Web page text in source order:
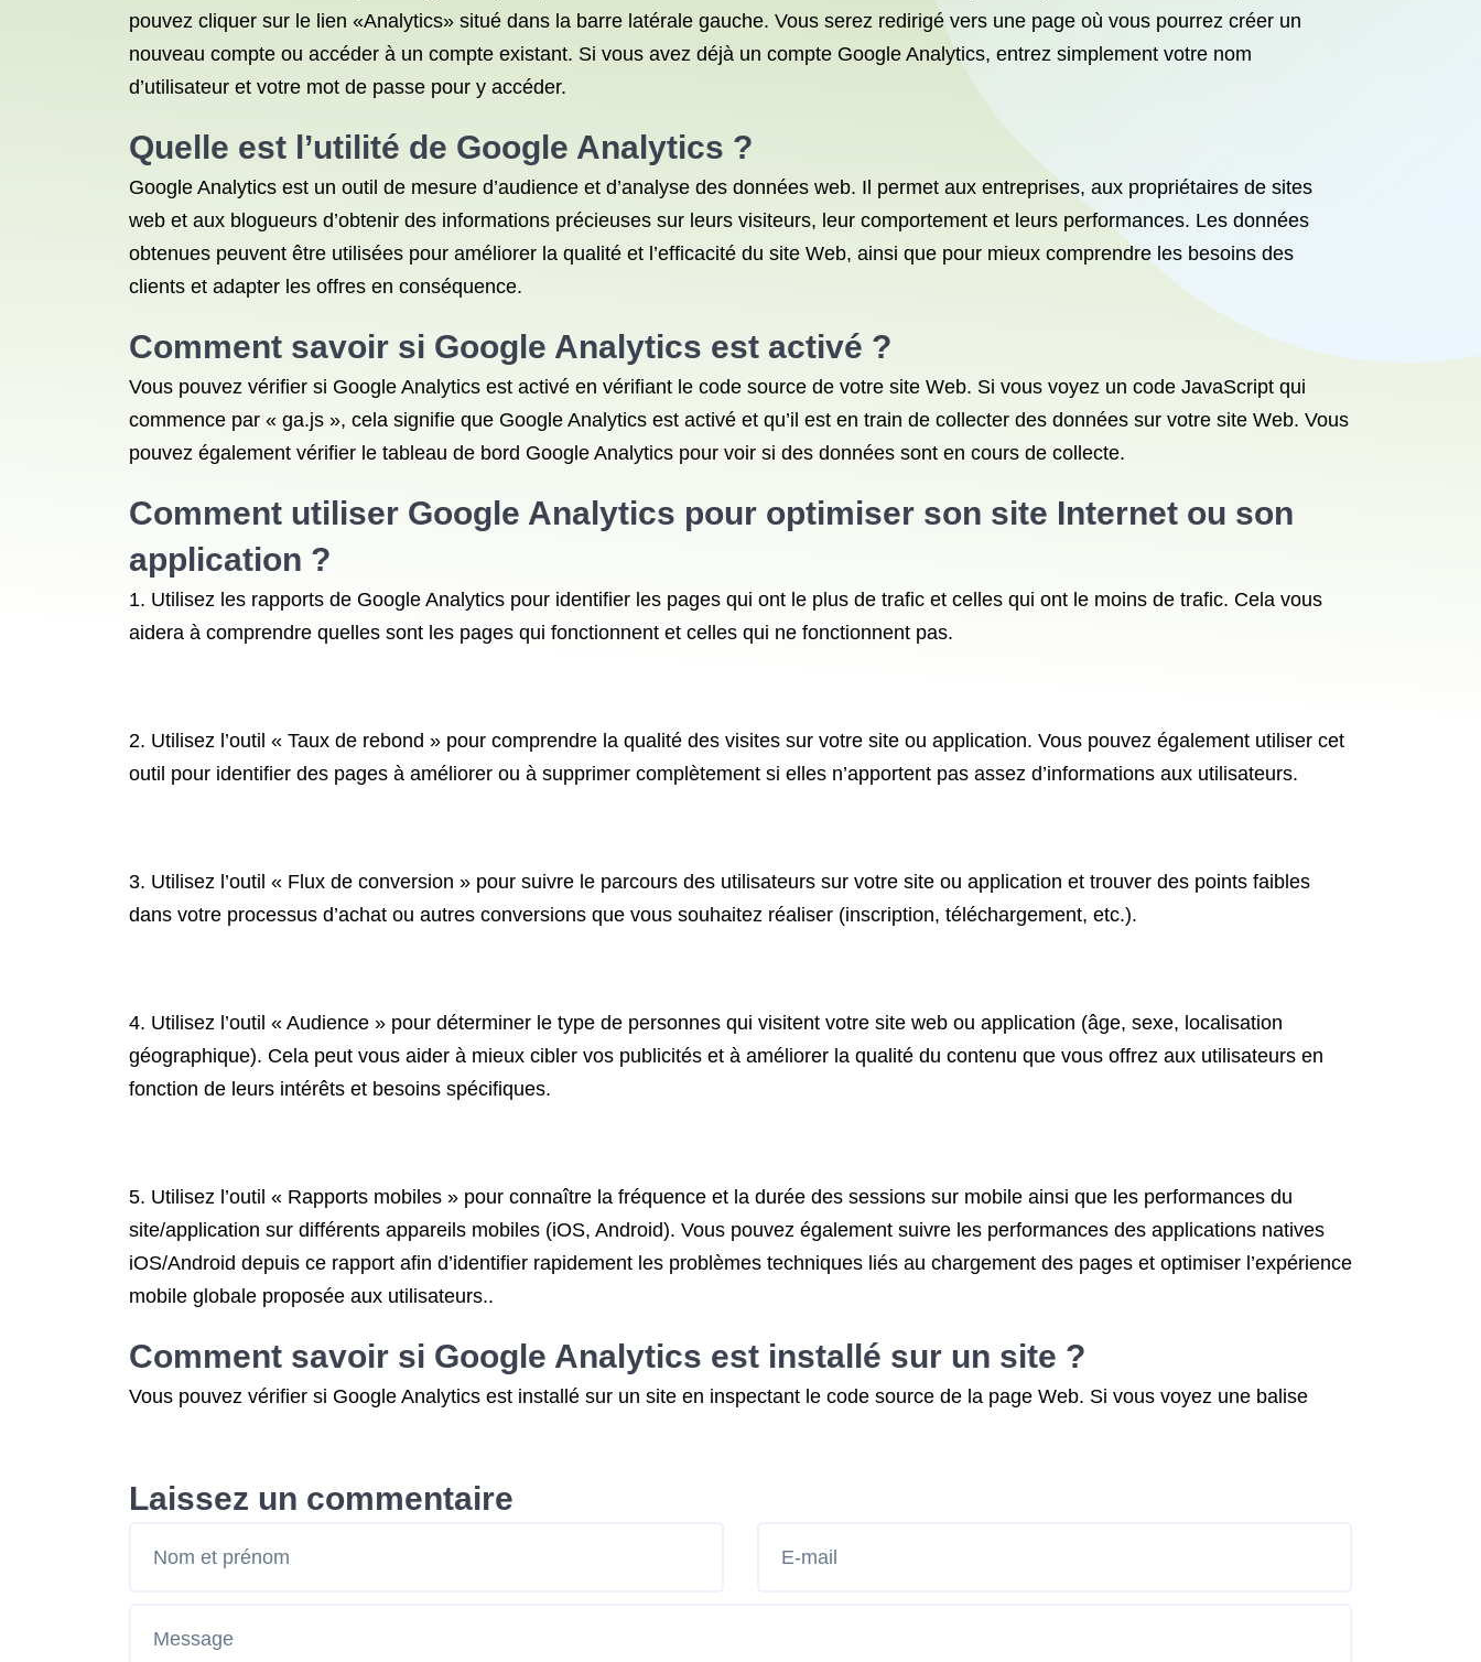
pouvez cliquer sur le lien «Analytics» situé dans la barre latérale gauche. Vous serez redirigé vers une page où vous pourrez créer un
nouveau compte ou accéder à un compte existant. Si vous avez déjà un compte Google Analytics, entrez simplement votre nom
d’utilisateur et votre mot de passe pour y accéder.
Quelle est l’utilité de Google Analytics ?
Google Analytics est un outil de mesure d’audience et d’analyse des données web. Il permet aux entreprises, aux propriétaires de sites
web et aux blogueurs d’obtenir des informations précieuses sur leurs visiteurs, leur comportement et leurs performances. Les données
obtenues peuvent être utilisées pour améliorer la qualité et l’efficacité du site Web, ainsi que pour mieux comprendre les besoins des
clients et adapter les offres en conséquence.
Comment savoir si Google Analytics est activé ?
Vous pouvez vérifier si Google Analytics est activé en vérifiant le code source de votre site Web. Si vous voyez un code JavaScript qui
commence par « ga.js », cela signifie que Google Analytics est activé et qu’il est en train de collecter des données sur votre site Web. Vous
pouvez également vérifier le tableau de bord Google Analytics pour voir si des données sont en cours de collecte.
Comment utiliser Google Analytics pour optimiser son site Internet ou son
application ?
1. Utilisez les rapports de Google Analytics pour identifier les pages qui ont le plus de trafic et celles qui ont le moins de trafic. Cela vous
aidera à comprendre quelles sont les pages qui fonctionnent et celles qui ne fonctionnent pas.
2. Utilisez l’outil « Taux de rebond » pour comprendre la qualité des visites sur votre site ou application. Vous pouvez également utiliser cet
outil pour identifier des pages à améliorer ou à supprimer complètement si elles n’apportent pas assez d’informations aux utilisateurs.
3. Utilisez l’outil « Flux de conversion » pour suivre le parcours des utilisateurs sur votre site ou application et trouver des points faibles
dans votre processus d’achat ou autres conversions que vous souhaitez réaliser (inscription, téléchargement, etc.).
4. Utilisez l’outil « Audience » pour déterminer le type de personnes qui visitent votre site web ou application (âge, sexe, localisation
géographique). Cela peut vous aider à mieux cibler vos publicités et à améliorer la qualité du contenu que vous offrez aux utilisateurs en
fonction de leurs intérêts et besoins spécifiques.
5. Utilisez l’outil « Rapports mobiles » pour connaître la fréquence et la durée des sessions sur mobile ainsi que les performances du
site/application sur différents appareils mobiles (iOS, Android). Vous pouvez également suivre les performances des applications natives
iOS/Android depuis ce rapport afin d’identifier rapidement les problèmes techniques liés au chargement des pages et optimiser l’expérience
mobile globale proposée aux utilisateurs..
Comment savoir si Google Analytics est installé sur un site ?
Vous pouvez vérifier si Google Analytics est installé sur un site en inspectant le code source de la page Web. Si vous voyez une balise
Laissez un commentaire